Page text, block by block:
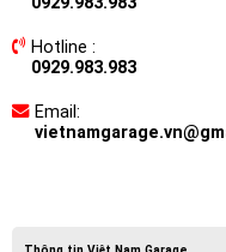
Hotline :
0929.983.983
Email: